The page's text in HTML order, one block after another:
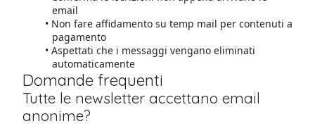
email
Non fare affidamento su temp mail per contenuti a
pagamento
Aspettati che i messaggi vengano eliminati
automaticamente
Domande frequenti
Tutte le newsletter accettano email
anonime?